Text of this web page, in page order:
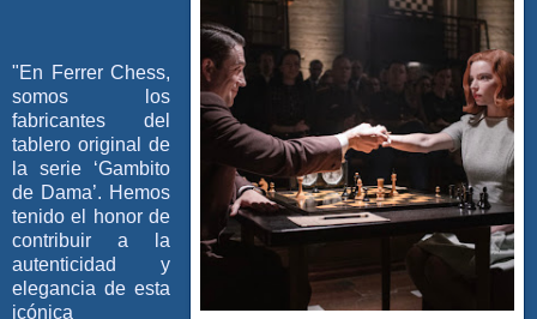
"En Ferrer Chess,
somos los
fabricantes del
tablero original de
la serie ‘Gambito
de Dama’. Hemos
tenido el honor de
contribuir a la
autenticidad y
elegancia de esta
icónica